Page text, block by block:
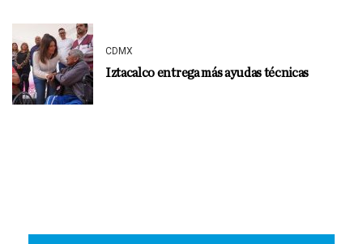
CDMX
Iztacalco entrega más ayudas técnicas